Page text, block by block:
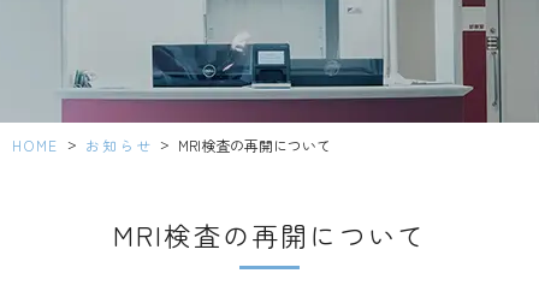
HOME > お知らせ > MRI検査の再開について
MRI検査の再開について